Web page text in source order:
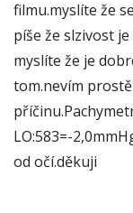
filmu.myslíte že
píše že slzivost
myslíte že je
tom.nevím
LO:583=-
od očí.děkuji